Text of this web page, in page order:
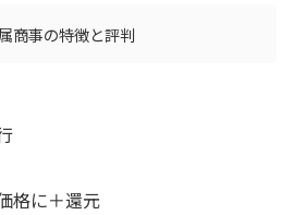
商事の特徴と評判
格に＋還元